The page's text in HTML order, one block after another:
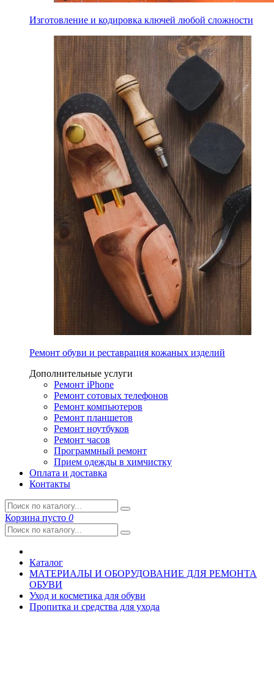
Изготовление и кодировка ключей любой сложности
Ремонт обуви и реставрация кожаных изделий
Дополнительные услуги
Ремонт iPhone
Ремонт сотовых телефонов
Ремонт компьютеров
Ремонт планшетов
Ремонт ноутбуков
Ремонт часов
Программный ремонт
Прием одежды в химчистку
Оплата и доставка
Контакты
Корзина пусто 0
Каталог
МАТЕРИАЛЫ И ОБОРУДОВАНИЕ ДЛЯ РЕМОНТА
ОБУВИ
Уход и косметика для обуви
Пропитка и средства для ухода